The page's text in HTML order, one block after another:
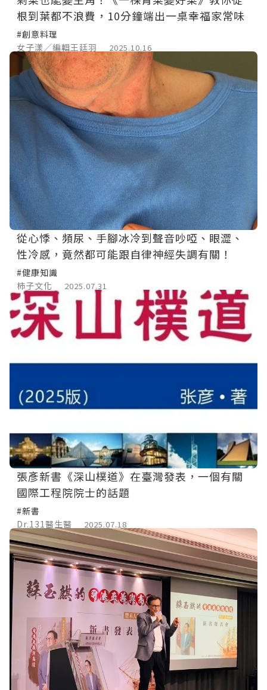
根到葉都不浪費，10分鐘端出一桌幸福家常味
#創意料理
女子漾／編輯王廷羽
2025.10.16
從心悸、頻尿、手腳冰冷到聲音吵啞、眼澀、
性冷感，竟然都可能跟自律神經失調有關！
#健康知識
柿子文化
2025.07.31
張彥新書《深山樸道》在臺灣發表，一個有關
國際工程院院士的話題
#新書
Dr.131醫生醫
2025.07.18